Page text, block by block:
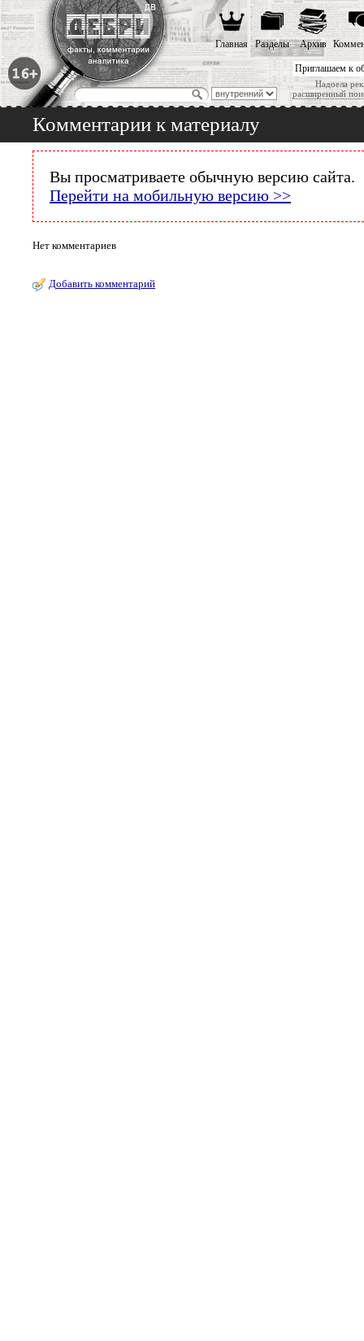
Приглашаем к
Надоела
расширенный
Главная Разделы Архив
Комментарии к материалу
Вы просматриваете обычную версию сайта.
Перейти на мобильную версию >>
Нет комментариев
Добавить комментарий